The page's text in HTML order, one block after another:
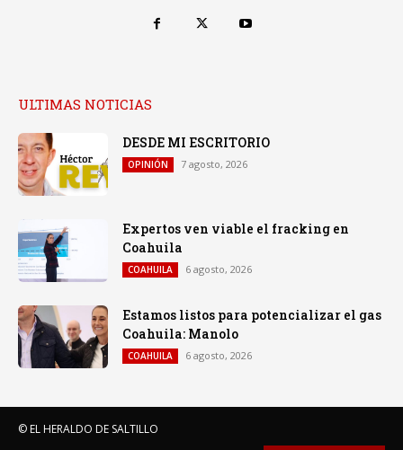
ULTIMAS NOTICIAS
DESDE MI ESCRITORIO
OPINIÓN 7 agosto, 2026
Expertos ven viable el fracking en
Coahuila
COAHUILA 6 agosto, 2026
Estamos listos para potencializar el gas
Coahuila: Manolo
COAHUILA 6 agosto, 2026
© EL HERALDO DE SALTILLO